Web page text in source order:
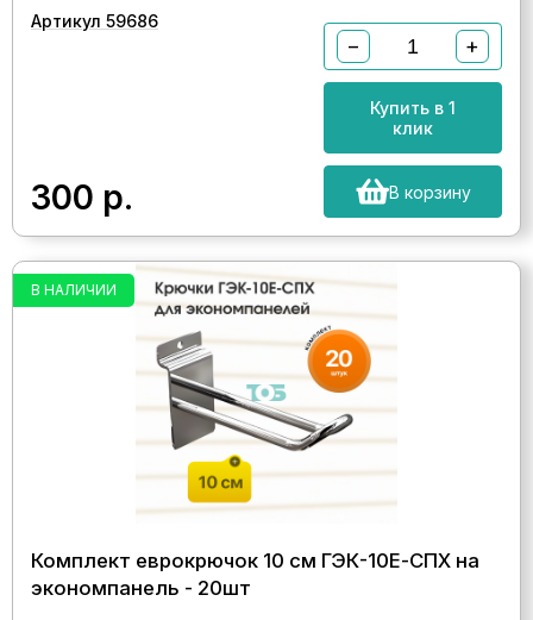
Артикул 59686
300 р.
− +
Купить в 1
клик
В корзину
В НАЛИЧИИ
Комплект еврокрючок 10 см ГЭК-10Е-СПХ на
экономпанель - 20шт